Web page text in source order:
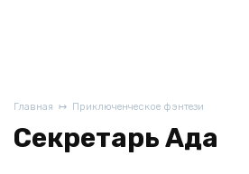
Главная Приключенческое фэнтези
Секретарь Ада